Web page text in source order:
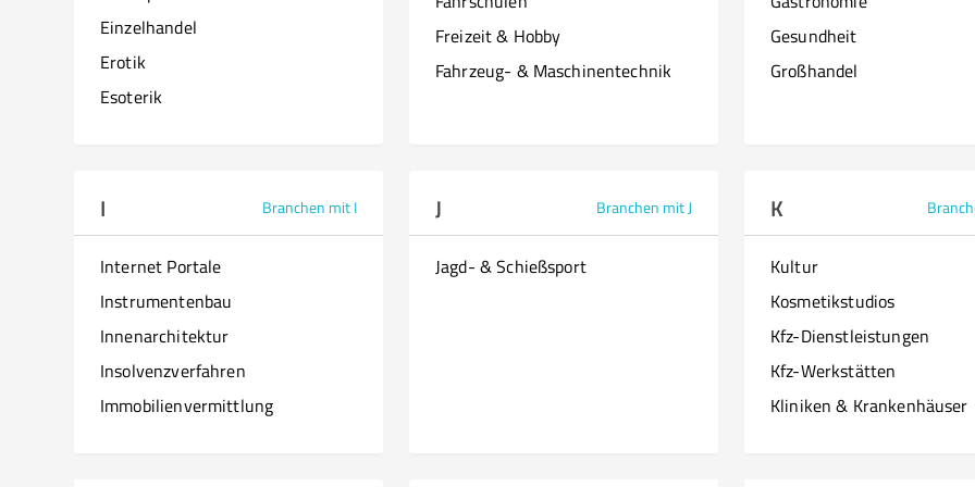
Einzelhandel
Erotik
Esoterik
Freizeit & Hobby
Fahrzeug- & Maschinentechnik
Gesundheit
Großhandel
I Branchen mit I
Internet Portale
Instrumentenbau
Innenarchitektur
Insolvenzverfahren
Immobilienvermittlung
J Branchen mit J
Jagd- & Schießsport
K
Kultur
Kosmetikstudios
Kfz-Dienstleistungen
Kfz-Werkstätten
Kliniken & Krankenhäuser